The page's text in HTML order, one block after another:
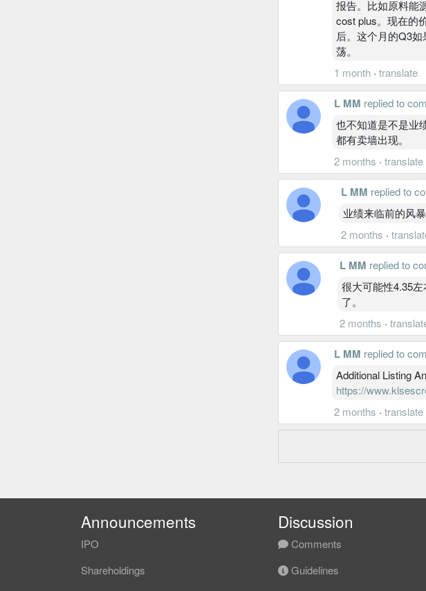
报告。比如原料能
cost plus。现在的
后。这个月的Q3
荡。
1 month · translate
L MM replied to
也不知道是不是业
都有卖墙出现。
2 months · translate
L MM replied to
业绩来临前的风
2 months ·
L MM replied to
很大可能性4.35
了。
2 months ·
L MM replied to
Additional Listing
https://
2 months · translate
Announcements
IPO
Shareholdings
Discussion
Comments
Guidelines